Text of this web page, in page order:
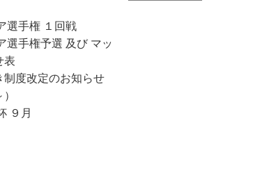
選手権 １回戦
選手権予選 及び マッ
表
度改定のお知らせ
９月